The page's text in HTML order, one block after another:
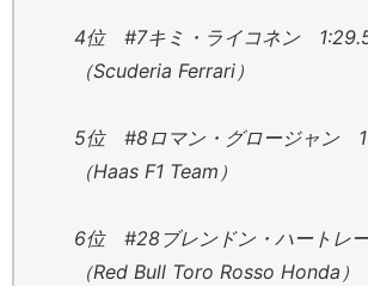
4位 #7キミ・ライコネン
（Scuderia Ferrari）
5位 #8ロマン・グロージャン
（Haas F1 Team）
6位 #28ブレンドン・ハートレ
（Red Bull Toro Rosso Honda）